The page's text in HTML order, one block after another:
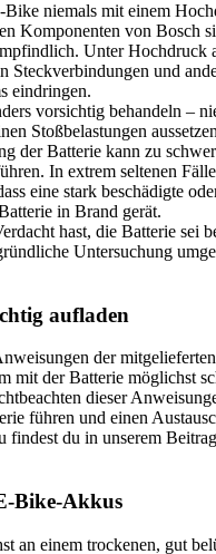
Bike niemals mit einem
Komponenten von Bosch
Unter Hochdruck
Steckverbindungen und
eindringen.
vorsichtig behandeln –
Stoßbelastungen
der Batterie kann zu
In extrem seltenen
eine stark beschädigte
in Brand gerät.
hast, die Batterie sei
Untersuchung
aufladen
der mitgelieferten
mit der Batterie möglichst
dieser
führen und einen
findest du in unserem
Bike-Akkus
an einem trockenen, gut